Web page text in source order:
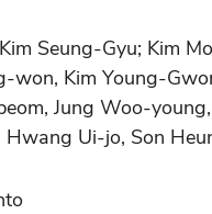
Kim Seung-Gyu; Kim
won, Kim Young-
Jung Woo-
Hwang Ui-jo, Son